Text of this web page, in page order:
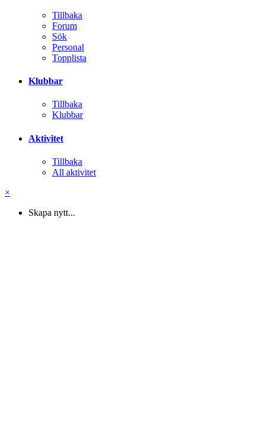
Tillbaka
Forum
Sök
Personal
Topplista
Klubbar
Tillbaka
Klubbar
Aktivitet
Tillbaka
All aktivitet
×
Skapa nytt...